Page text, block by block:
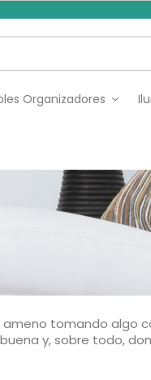
Organizadores
tomando algo
y, sobre todo,